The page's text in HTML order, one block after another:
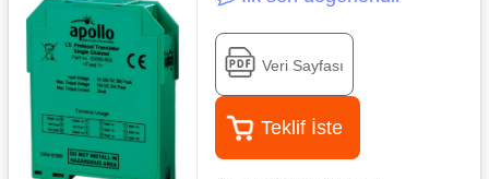
Veri Sayfası
Teklif İste